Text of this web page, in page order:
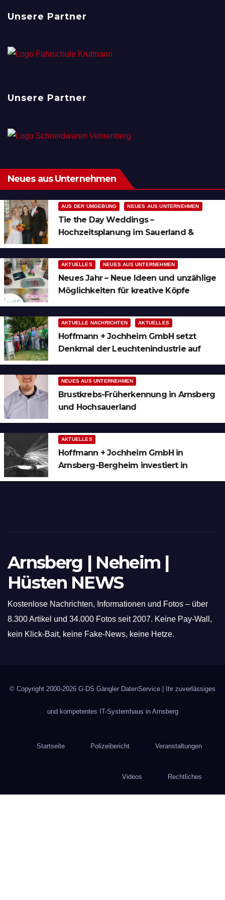
Unsere Partner
Unsere Partner
Neues aus Unternehmen
AUS DER UMGEBUNG NEUES AUS UNTERNEHMEN
Tie the Day Weddings –
Hochzeitsplanung im Sauerland &
AKTUELLES NEUES AUS UNTERNEHMEN
Neues Jahr – Neue Ideen und unzählige
Möglichkeiten für kreative Köpfe
AKTUELLE NACHRICHTEN AKTUELLES
Hoffmann + Jochheim GmbH setzt
Denkmal der Leuchtenindustrie auf
NEUES AUS UNTERNEHMEN
Brustkrebs-Früherkennung in Arnsberg
und Hochsauerland
AKTUELLES
Hoffmann + Jochheim GmbH in
Arnsberg-Bergheim investiert in
Arnsberg | Neheim |
Hüsten NEWS
Kostenlose Nachrichten, Informationen und Fotos – über
8.300 Artikel und 34.000 Fotos seit 2007. Keine Pay-Wall,
kein Klick-Bait, keine Fake-News, keine Hetze.
© Copyright 2000-2026 G-DS Gängler DatenService | Ihr zuverlässiges
und kompetentes IT-Systemhaus in Arnsberg
Startseite Polizeibericht Veranstaltungen
Videos Rechtliches